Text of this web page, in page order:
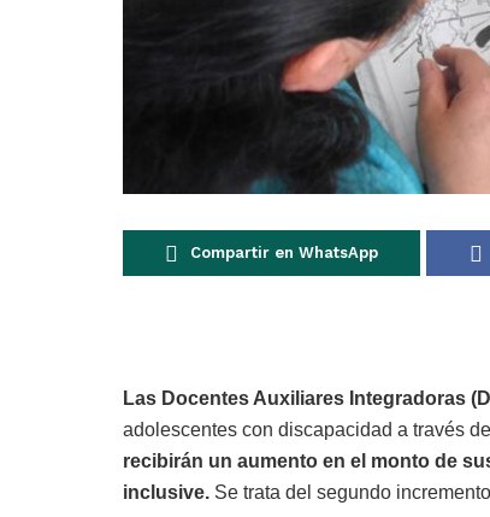
Compartir en WhatsApp
Las Docentes Auxiliares Integradoras
adolescentes con discapacidad a través
recibirán un aumento en el monto de
inclusive. Se trata del segundo